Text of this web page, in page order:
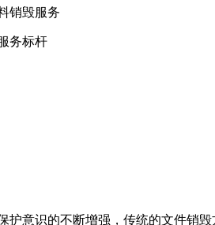
销毁服务
务标杆
护意识的不断增强，传统的文件销